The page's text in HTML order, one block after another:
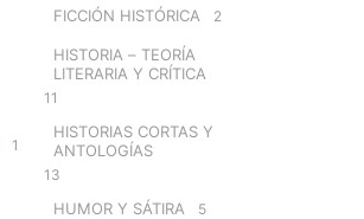
1
FICCIÓN HISTÓRICA 2
HISTORIA – TEORÍA
LITERARIA Y CRÍTICA
11
HISTORIAS CORTAS Y
ANTOLOGÍAS
13
HUMOR Y SÁTIRA 5